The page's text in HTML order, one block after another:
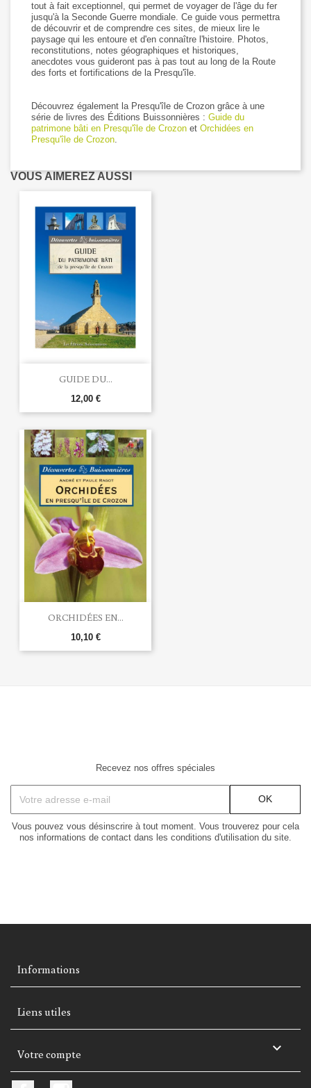
tout à fait exceptionnel, qui permet de voyager de l'âge du fer
jusqu'à la Seconde Guerre mondiale. Ce guide vous permettra
de découvrir et de comprendre ces sites, de mieux lire le
paysage qui les entoure et d'en connaître l'histoire. Photos,
reconstitutions, notes géographiques et historiques,
anecdotes vous guideront pas à pas tout au long de la Route
des forts et fortifications de la Presqu'île.
Découvrez également la Presqu'île de Crozon grâce à une
série de livres des Éditions Buissonnières : Guide du
patrimone bâti en Presqu'île de Crozon et Orchidées en
Presqu'île de Crozon
VOUS AIMEREZ AUSSI
GUIDE DU...
12,00 €
ORCHIDÉES EN...
10,10 €
Recevez nos offres spéciales
Vous pouvez vous désinscrire à tout moment. Vous trouverez pour cela
nos informations de contact dans les conditions d'utilisation du site.
Informations
Liens utiles
Votre compte 